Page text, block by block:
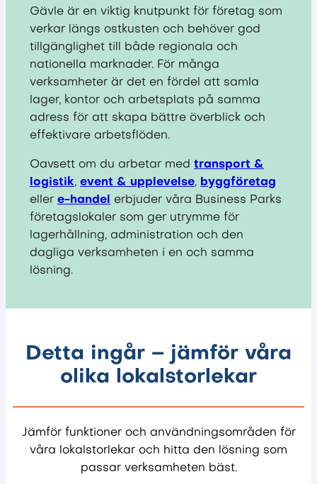
Gävle är en viktig knutpunkt för företag som
verkar längs ostkusten och behöver god
tillgänglighet till både regionala och
nationella marknader. För många
verksamheter är det en fördel att samla
lager, kontor och arbetsplats på samma
adress för att skapa bättre överblick och
effektivare arbetsflöden.
Oavsett om du arbetar med transport &
logistik, event & upplevelse, byggföretag
eller e-handel erbjuder våra Business Parks
företagslokaler som ger utrymme för
lagerhållning, administration och den
dagliga verksamheten i en och samma
lösning.
Detta ingår – jämför våra
olika lokalstorlekar
Jämför funktioner och användningsområden för
våra lokalstorlekar och hitta den lösning som
passar verksamheten bäst.